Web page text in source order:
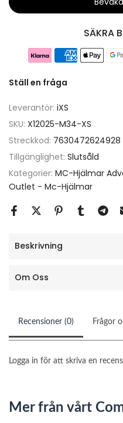
SÄKRA
Ställ en fråga
Leverantör: iXS
SKU: X12025-M34-XS
Streckkod: 7630472624928
Tillgänglighet: Slutsåld
Kategorier: MC-Hjälmar
Outlet - Mc-Hjälmar
Beskrivning
Om Oss
Recensioner (0) Frågor
Logga in för att skriva en
Mer från vårt